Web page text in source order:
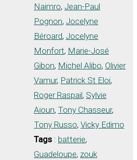
Naimro, Jean-Paul
Pognon, Jocelyne
Béroard, Jocelyne
Monfort, Marie-José
Gibon, Michel Alibo, Olivier
Vamur, Patrick St Eloi,
Roger Raspail, Sylvie
Aioun, Tony Chasseur,
Tony Russo, Vicky Edimo
Tags : batterie,
Guadeloupe, zouk